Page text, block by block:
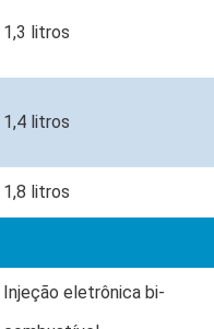
1,3 litros
1,4 litros
1,8 litros
Injeção eletrônica bi-